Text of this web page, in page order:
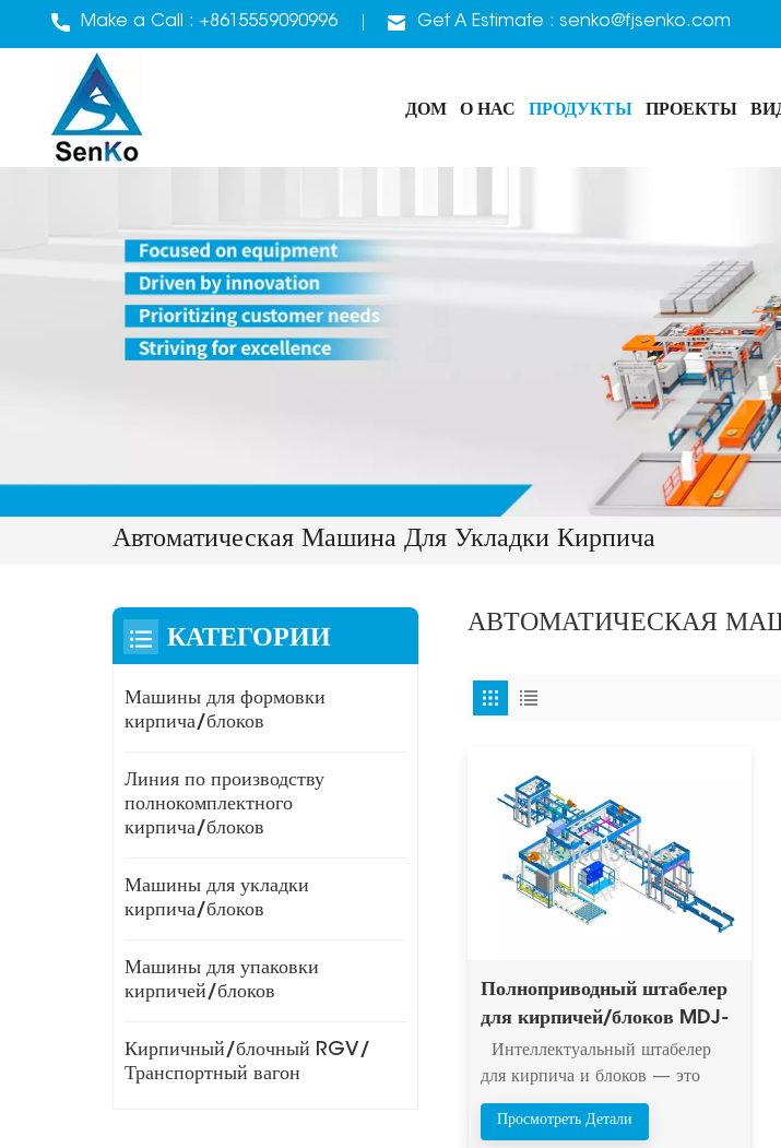
Make a Call : +8615559090996 Get A Estimate : senko@fjsenko.com
ДОМ О НАС ПРОДУКТЫ ПРОЕКТЫ
Автоматическая Машина Для Укладки Кирпича
АВТОМАТИЧЕСКАЯ
Полноприводный штабелер
для кирпичей/блоков MDJ-
Z1200C
Интеллектуальный штабелер
для кирпича и блоков — это
интеллектуальное оборудование
для штабелирования кирпича,
Просмотреть Детали
КАТЕГОРИИ
Машины для формовки
кирпича/блоков
Линия по производству
полнокомплектного
кирпича/блоков
Машины для укладки
кирпича/блоков
Машины для упаковки
кирпичей/блоков
Кирпичный/блочный RGV/
Транспортный вагон